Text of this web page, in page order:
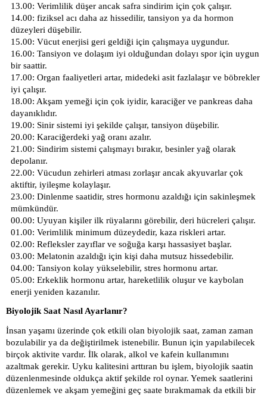
13.00: Verimlilik düşer ancak safra sindirim için çok çalışır.
14.00: fiziksel acı daha az hissedilir, tansiyon ya da hormon
düzeyleri düşebilir.
15.00: Vücut enerjisi geri geldiği için çalışmaya uygundur.
16.00: Tansiyon ve dolaşım iyi olduğundan dolayı spor için uygun
bir saattir.
17.00: Organ faaliyetleri artar, midedeki asit fazlalaşır ve böbrekler
iyi çalışır.
18.00: Akşam yemeği için çok iyidir, karaciğer ve pankreas daha
dayanıklıdır.
19.00: Sinir sistemi iyi şekilde çalışır, tansiyon düşebilir.
20.00: Karaciğerdeki yağ oranı azalır.
21.00: Sindirim sistemi çalışmayı bırakır, besinler yağ olarak
depolanır.
22.00: Vücudun zehirleri atması zorlaşır ancak akyuvarlar çok
aktiftir, iyileşme kolaylaşır.
23.00: Dinlenme saatidir, stres hormonu azaldığı için sakinleşmek
mümkündür.
00.00: Uyuyan kişiler ilk rüyalarını görebilir, deri hücreleri çalışır.
01.00: Verimlilik minimum düzeydedir, kaza riskleri artar.
02.00: Refleksler zayıflar ve soğuğa karşı hassasiyet başlar.
03.00: Melatonin azaldığı için kişi daha mutsuz hissedebilir.
04.00: Tansiyon kolay yükselebilir, stres hormonu artar.
05.00: Erkeklik hormonu artar, hareketlilik oluşur ve kaybolan
enerji yeniden kazanılır.
Biyolojik Saat Nasıl Ayarlanır?
İnsan yaşamı üzerinde çok etkili olan biyolojik saat, zaman zaman
bozulabilir ya da değiştirilmek istenebilir. Bunun için yapılabilecek
birçok aktivite vardır. İlk olarak, alkol ve kafein kullanımını
azaltmak gerekir. Uyku kalitesini arttıran bu işlem, biyolojik saatin
düzenlenmesinde oldukça aktif şekilde rol oynar. Yemek saatlerini
düzenlemek ve akşam yemeğini geç saate bırakmamak da etkili bir